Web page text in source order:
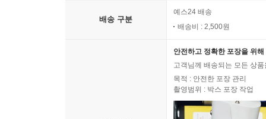
배송 구분
예스24 배송
배송비 : 2,500원
안전하고 정확한 포장을 위
고객님께 배송되는 모든 상
목적 : 안전한 포장 관리
촬영범위 : 박스 포장 작업